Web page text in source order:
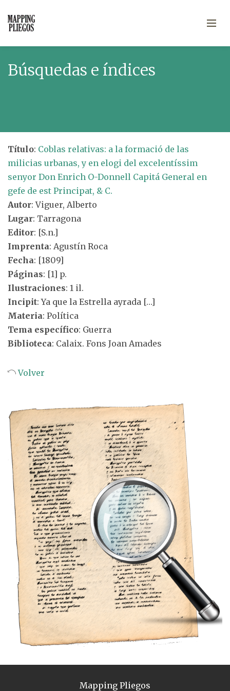
Búsquedas e índices
Título: Coblas relativas: a la formació de las
milicias urbanas, y en elogi del excelentíssim
senyor Don Enrich O-Donnell Capitá General en
gefe de est Principat, & C.
Autor: Viguer, Alberto
Lugar: Tarragona
Editor: [S.n.]
Imprenta: Agustín Roca
Fecha: [1809]
Páginas: [1] p.
Ilustraciones: 1 il.
Incipit: Ya que la Estrella ayrada […]
Materia: Política
Tema específico: Guerra
Biblioteca: Calaix. Fons Joan Amades
Volver
Mapping Pliegos